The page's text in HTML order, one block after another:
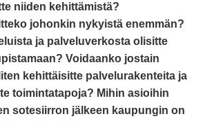
niiden kehittämistä?
johonkin nykyistä enemmän?
ja palveluverkosta olisitte
Voidaanko jostain
kehittäisitte palvelurakenteita ja
toimintatapoja? Mihin asioihin
sotesiirron jälkeen kaupungin on